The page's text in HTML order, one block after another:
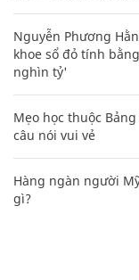
Nguyễn Phương
khoe sổ đỏ tính
nghìn tỷ'
Mẹo học thuộc
câu nói vui vẻ
Hàng ngàn người
gì?